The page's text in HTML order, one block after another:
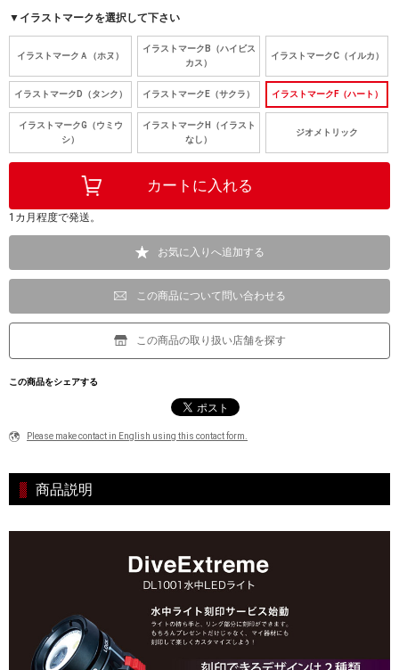
▼イラストマークを選択して下さい
イラストマークＡ（ホヌ）
イラストマークB（ハイビス
カス）
イラストマークC（イルカ）
イラストマークD（タンク） イラストマークE（サクラ） イラストマークF（ハート）
イラストマークG（ウミウ
シ）
イラストマークH（イラスト
なし）
ジオメトリック
1カ月程度で発送。
お気に入りへ追加する
この商品について問い合わせる
この商品の取り扱い店舗を探す
この商品をシェアする
Please make contact in English using this contact form.
商品説明